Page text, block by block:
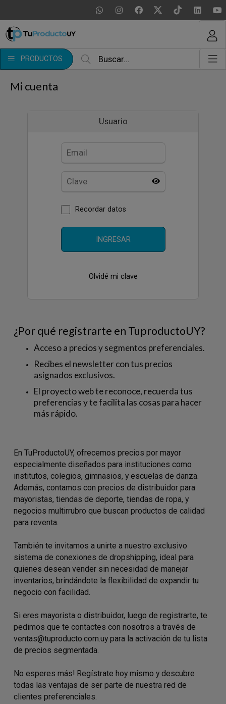
PRODUCTOS
MI COMPRA
Mi cuenta
Usuario
Recordar datos
INGRESAR
Olvidé mi clave
¿Por qué registrarte en TuproductoUY?
Acceso a precios y segmentos preferenciales.
Recibes el newsletter con tus precios
asignados exclusivos.
El proyecto web te reconoce, recuerda tus
preferencias y te facilita las cosas para hacer
más rápido.
En TuProductoUY, ofrecemos precios por mayor
especialmente diseñados para instituciones como
institutos, colegios, gimnasios, y escuelas de danza.
Además, contamos con precios de distribuidor para
mayoristas, tiendas de deporte, tiendas de ropa, y
negocios multirrubro que buscan productos de calidad
para reventa.
También te invitamos a unirte a nuestro exclusivo
sistema de conexiones de dropshipping, ideal para
quienes desean vender sin necesidad de manejar
inventarios, brindándote la flexibilidad de expandir tu
negocio con facilidad.
Si eres mayorista o distribuidor, luego de registrarte, te
pedimos que te contactes con nosotros a través de
ventas@tuproducto.com.uy para la activación de tu lista
de precios segmentada.
No esperes más! Regístrate hoy mismo y descubre
todas las ventajas de ser parte de nuestra red de
clientes preferenciales.